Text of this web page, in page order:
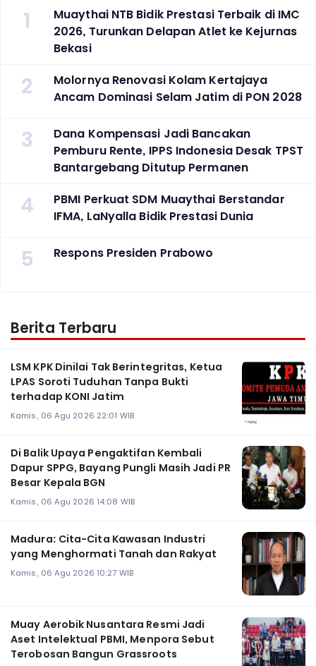
1
Muaythai NTB Bidik Prestasi Terbaik di IMC
2026, Turunkan Delapan Atlet ke Kejurnas
Bekasi
2
Molornya Renovasi Kolam Kertajaya
Ancam Dominasi Selam Jatim di PON 2028
3
Dana Kompensasi Jadi Bancakan
Pemburu Rente, IPPS Indonesia Desak TPST
Bantargebang Ditutup Permanen
4
PBMI Perkuat SDM Muaythai Berstandar
IFMA, LaNyalla Bidik Prestasi Dunia
5 Respons Presiden Prabowo
Berita Terbaru
LSM KPK Dinilai Tak Berintegritas, Ketua
LPAS Soroti Tuduhan Tanpa Bukti
terhadap KONI Jatim
Kamis, 06 Agu 2026 22:01 WIB
Di Balik Upaya Pengaktifan Kembali
Dapur SPPG, Bayang Pungli Masih Jadi PR
Besar Kepala BGN
Kamis, 06 Agu 2026 14:08 WIB
Madura: Cita-Cita Kawasan Industri
yang Menghormati Tanah dan Rakyat
Kamis, 06 Agu 2026 10:27 WIB
Muay Aerobik Nusantara Resmi Jadi
Aset Intelektual PBMI, Menpora Sebut
Terobosan Bangun Grassroots